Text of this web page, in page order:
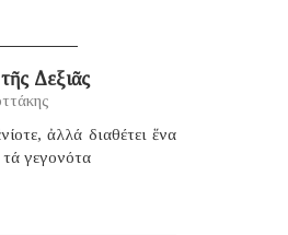
Δεξιᾶς
ἀλλά διαθέτει ἕνα
τά γεγονότα